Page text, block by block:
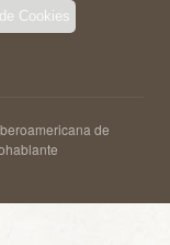
Cookies
de